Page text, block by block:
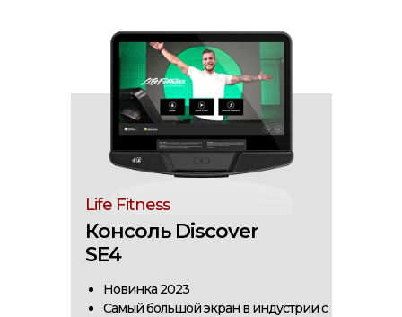
Life Fitness
Консоль Discover
SE4
Новинка 2023
Самый большой экран в индустрии с